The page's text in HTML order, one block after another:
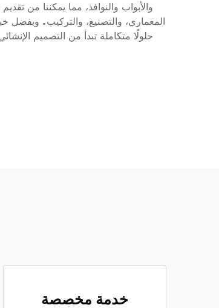
والأبواب والنوافذ، مما يمكننا
المعماري، والتصنيع، والتركيب. وبفضل
حلولًا متكاملة تبدأ من التصميم
خدمة مخصصة